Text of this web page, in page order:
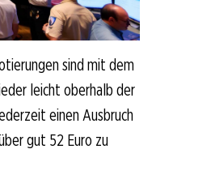
sind mit dem
leicht oberhalb der
einen Ausbruch
gut 52 Euro zu